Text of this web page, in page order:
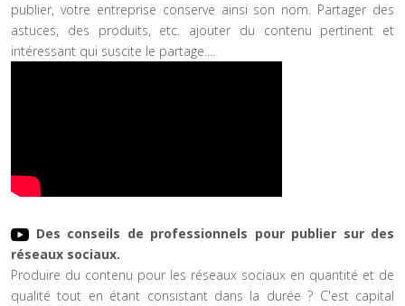
publier, votre entreprise conserve ainsi son nom. Partager des
astuces, des produits, etc. ajouter du contenu pertinent et
intéressant qui suscite le partage....
Des conseils de professionnels pour publier sur des
réseaux sociaux.
Produire du contenu pour les réseaux sociaux en quantité et de
qualité tout en étant consistant dans la durée ? C'est capital